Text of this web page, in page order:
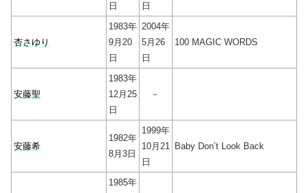
日
日
杏さゆり
1983年
9月20
日
2004年
5月26
日
100 MAGIC WORDS
安藤聖
1983年
12月25
日
－
安藤希
1982年
8月3日
1999年
10月21
日
Baby Don’t Look Back
1985年